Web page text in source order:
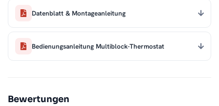
Datenblatt & Montageanleitung
Bedienungsanleitung Multiblock-Thermostat
Bewertungen